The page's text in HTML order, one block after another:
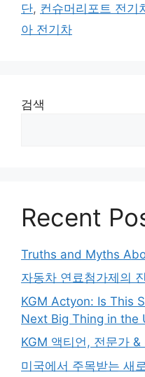
단, 컨슈머리포트 전기
아 전기차
검색
Recent
Truths and Myths
자동차 연료첨가제의
KGM Actyon: Is This
Next Big Thing in the
KGM 액티언, 전문가
미국에서 주목받는 새